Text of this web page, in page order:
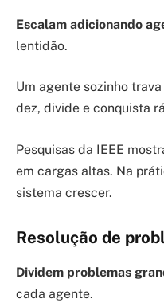
Escalam adicionando
lentidão.
Um agente sozinho
dez, divide e conquista
Pesquisas da IEEE
em cargas altas. Na
sistema crescer.
Resolução de
Dividem problemas
cada agente.